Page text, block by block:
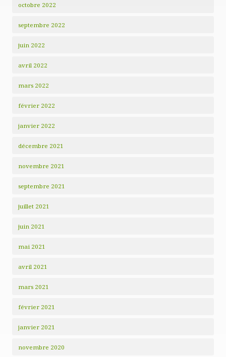
octobre 2022
septembre 2022
juin 2022
avril 2022
mars 2022
février 2022
janvier 2022
décembre 2021
novembre 2021
septembre 2021
juillet 2021
juin 2021
mai 2021
avril 2021
mars 2021
février 2021
janvier 2021
novembre 2020